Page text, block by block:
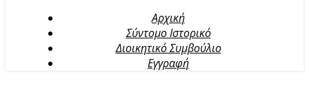
Αρχική
Σύντομο Ιστορικό
Διοικητικό Συμβούλιο
Εγγραφή